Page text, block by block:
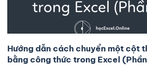
Hướng dẫn cách chuyển một cột
bằng công thức trong Excel